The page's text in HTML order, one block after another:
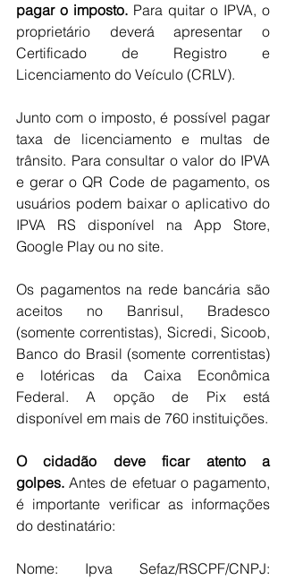
pagar o imposto. Para quitar o IPVA, o
proprietário deverá apresentar o
Certificado de Registro e
Licenciamento do Veículo (CRLV).
Junto com o imposto, é possível pagar
taxa de licenciamento e multas de
trânsito. Para consultar o valor do IPVA
e gerar o QR Code de pagamento, os
usuários podem baixar o aplicativo do
IPVA RS disponível na App Store,
Google Play ou no site.
Os pagamentos na rede bancária são
aceitos no Banrisul, Bradesco
(somente correntistas), Sicredi, Sicoob,
Banco do Brasil (somente correntistas)
e lotéricas da Caixa Econômica
Federal. A opção de Pix está
disponível em mais de 760 instituições.
O cidadão deve ficar atento a
golpes. Antes de efetuar o pagamento,
é importante verificar as informações
do destinatário:
Nome: Ipva Sefaz/RSCPF/CNPJ: